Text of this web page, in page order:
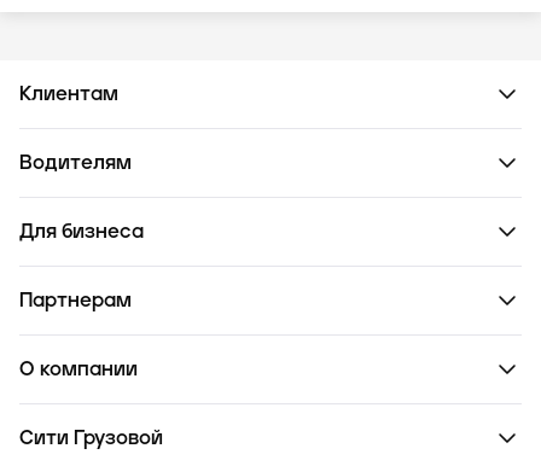
Клиентам
Водителям
Для бизнеса
Партнерам
О компании
Сити Грузовой